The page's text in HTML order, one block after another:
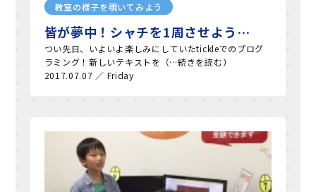
教室の様子を覗いてみよう
皆が夢中！シャチを1周させよう…
つい先日、いよいよ楽しみにしていたtickleでのプログ
ラミング！新しいテキストを（…続きを読む）
2017.07.07 ／ Friday